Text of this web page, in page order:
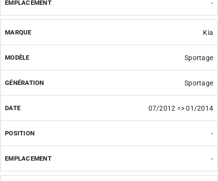
-
Kia
Sportage
Sportage
07/2012 => 01/2014
-
-